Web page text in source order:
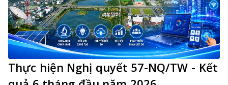
Thực hiện Nghị quyết 57-NQ/TW - Kết